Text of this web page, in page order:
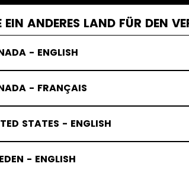
EIN ANDERES LAND FÜR DEN
- ENGLISH
- FRANÇAIS
STATES - ENGLISH
- ENGLISH